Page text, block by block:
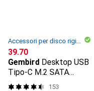
Accessori per disco rigido
CHF
39.70
Gembird Desktop USB
Tipo-C M.2 SATA
NVME
153